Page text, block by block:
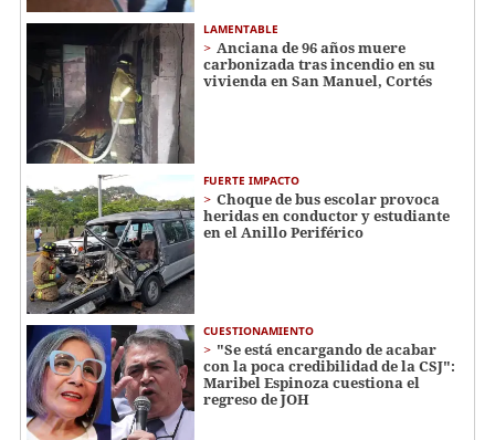
LAMENTABLE
Anciana de 96 años muere
carbonizada tras incendio en su
vivienda en San Manuel, Cortés
FUERTE IMPACTO
Choque de bus escolar provoca
heridas en conductor y estudiante
en el Anillo Periférico
CUESTIONAMIENTO
"Se está encargando de acabar
con la poca credibilidad de la CSJ":
Maribel Espinoza cuestiona el
regreso de JOH